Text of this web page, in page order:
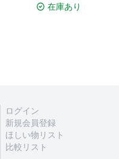
在庫あり
ログイン
新規会員登録
ほしい物リスト
比較リスト